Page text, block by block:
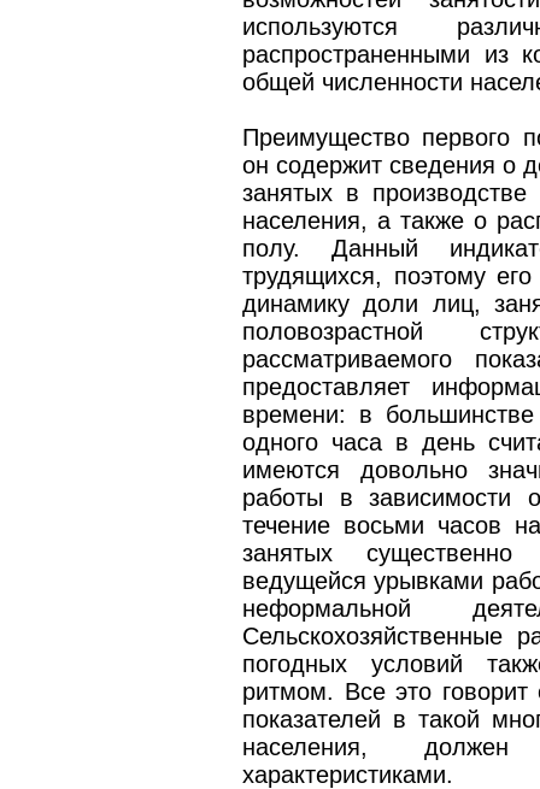
используются
распространенными из
общей численности
Преимущество первого
он содержит сведения о
занятых в
населения, а также о
полу. Данный
трудящихся, поэтому
динамику доли лиц,
половозрастной
рассматриваемого
предоставляет
времени: в
одного часа в день
имеются довольно
работы в зависимости
течение восьми часов
занятых существенно
ведущейся урывками
неформальной
Сельскохозяйственные
погодных условий
ритмом. Все это
показателей в такой
населения, должен
характеристиками.